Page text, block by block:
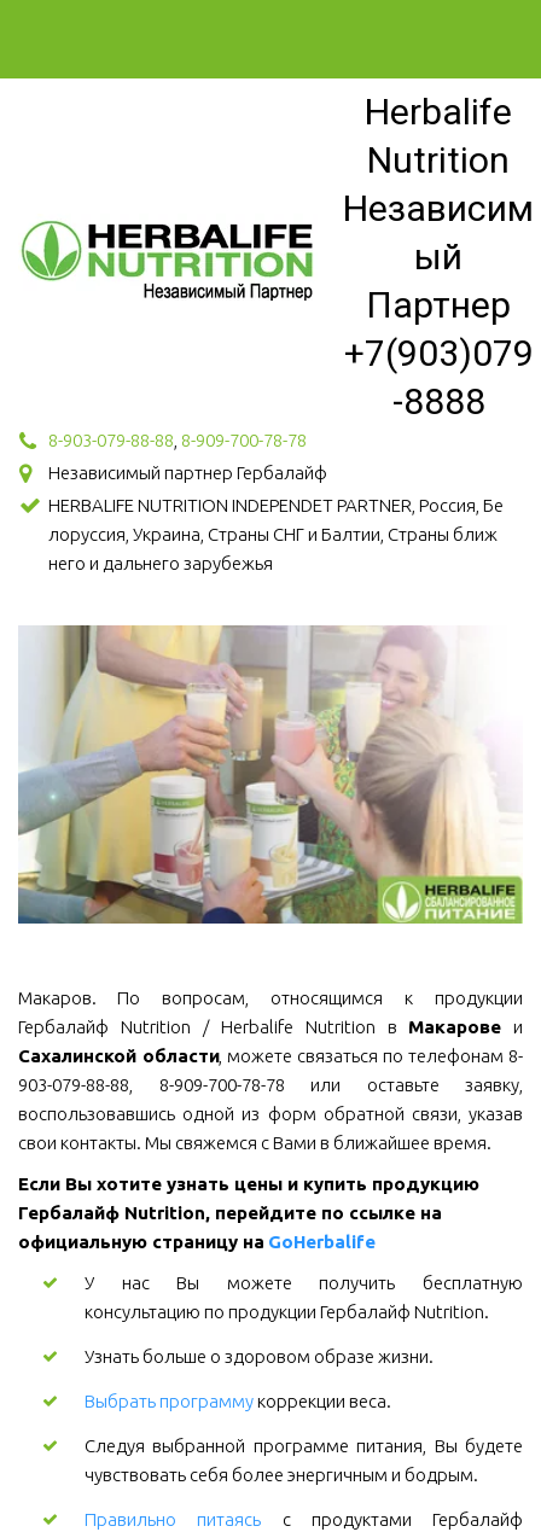
Herbalife
Nutrition
Независим
ый
Партнер
+7(903)079
-8888
8-903-079-88-88 8-909-700-78-78
Независимый партнер Гербалайф
HERBALIFE NUTRITION INDEPENDET PARTNER, Россия, Бе
лоруссия, Украина, Страны СНГ и Балтии, Страны ближ
него и дальнего зарубежья
Макаров. По вопросам, относящимся к продукции
Гербалайф Nutrition / Herbalife Nutrition в Макарове и
Сахалинской области, можете связаться по телефонам 8-
903-079-88-88, 8-909-700-78-78 или оставьте заявку,
воспользовавшись одной из форм обратной связи, указав
свои контакты. Мы свяжемся с Вами в ближайшее время.
Если Вы хотите узнать цены и купить продукцию
Гербалайф Nutrition, перейдите по ссылке на
официальную страницу на GoHerbalife
У нас Вы можете получить бесплатную
консультацию по продукции Гербалайф Nutrition.
Узнать больше о здоровом образе жизни.
Выбрать программукоррекции веса.
Следуя выбранной программе питания, Вы будете
чувствовать себя более энергичным и бодрым.
Правильно питаясь с продуктами Гербалайф